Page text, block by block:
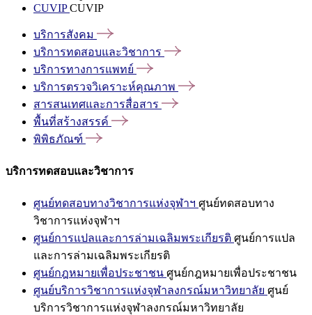
CUVIPCUVIP
บริการสังคม
บริการทดสอบและวิชาการ
บริการทางการแพทย์
บริการตรวจวิเคราะห์คุณภาพ
สารสนเทศและการสื่อสาร
พื้นที่สร้างสรรค์
พิพิธภัณฑ์
บริการทดสอบและวิชาการ
ศูนย์ทดสอบทางวิชาการแห่งจุฬาฯ ศูนย์ทดสอบทาง
วิชาการแห่งจุฬาฯ
ศูนย์การแปลและการล่ามเฉลิมพระเกียรติ ศูนย์การแปล
และการล่ามเฉลิมพระเกียรติ
ศูนย์กฎหมายเพื่อประชาชน ศูนย์กฎหมายเพื่อประชาชน
ศูนย์บริการวิชาการแห่งจุฬาลงกรณ์มหาวิทยาลัย ศูนย์
บริการวิชาการแห่งจุฬาลงกรณ์มหาวิทยาลัย